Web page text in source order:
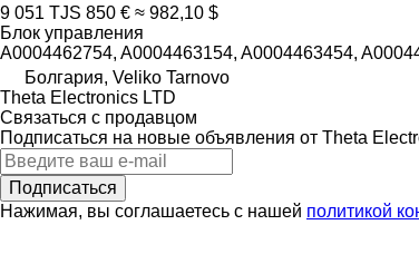
9 051 TJS 850 € ≈ 982,10 $
Блок управления
A0004462754, A0004463154, A0004463454,
Болгария, Veliko Tarnovo
Theta Electronics LTD
Связаться с продавцом
Подписаться на новые объявления от Theta
Подписаться
Нажимая, вы соглашаетесь с нашей политикой